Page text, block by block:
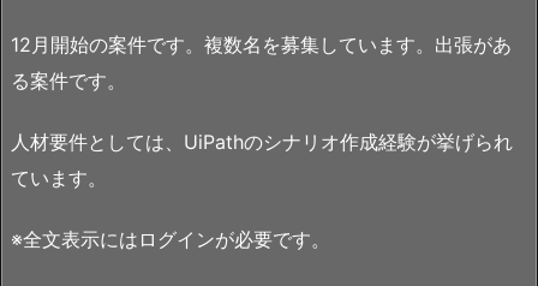
12月開始の案件です。複数名を募集しています。出張があ
る案件です。
人材要件としては、UiPathのシナリオ作成経験が挙げられ
ています。
※全文表示にはログインが必要です。